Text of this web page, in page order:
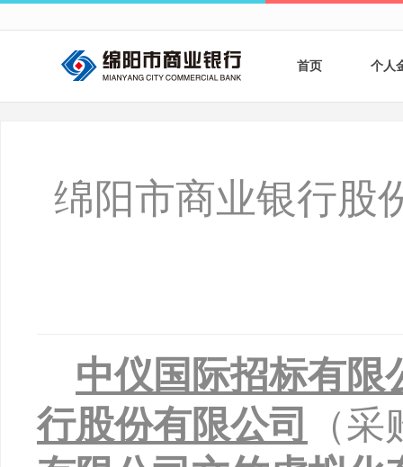
首页 个人
银
绵阳市商业银行股
中仪国际招标有限
行股份有限公司
（